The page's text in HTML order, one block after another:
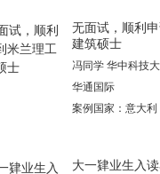
无面试，顺利
建筑硕士
冯同学 华中科技
华通国际
案例国家：意大利
大一肄业生入